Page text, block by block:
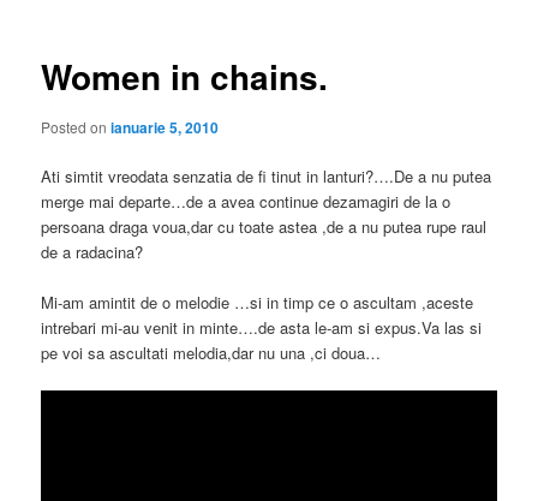
Women in chains.
Posted onianuarie 5, 2010
Ati simtit vreodata senzatia de fi tinut in lanturi?….De a nu putea
merge mai departe…de a avea continue dezamagiri de la o
persoana draga voua,dar cu toate astea ,de a nu putea rupe raul
de a radacina?
Mi-am amintit de o melodie …si in timp ce o ascultam ,aceste
intrebari mi-au venit in minte….de asta le-am si expus.Va las si
pe voi sa ascultati melodia,dar nu una ,ci doua…